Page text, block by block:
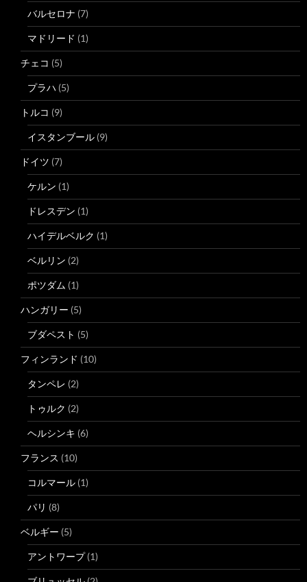
バルセロナ (7)
マドリード (1)
チェコ (5)
プラハ (5)
トルコ (9)
イスタンブール (9)
ドイツ (7)
ケルン (1)
ドレスデン (1)
ハイデルベルク (1)
ベルリン (2)
ポツダム (1)
ハンガリー (5)
ブダペスト (5)
フィンランド (10)
タンペレ (2)
トゥルク (2)
ヘルシンキ (6)
フランス (10)
コルマール (1)
パリ (8)
ベルギー (5)
アントワープ(1)